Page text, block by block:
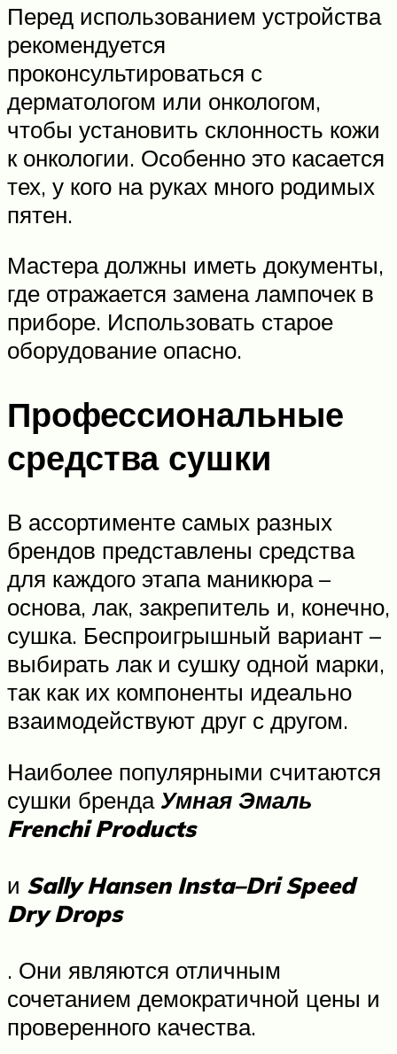
Перед использованием устройства
рекомендуется
проконсультироваться с
дерматологом или онкологом,
чтобы установить склонность кожи
к онкологии. Особенно это касается
тех, у кого на руках много родимых
пятен.
Мастера должны иметь документы,
где отражается замена лампочек в
приборе. Использовать старое
оборудование опасно.
Профессиональные
средства сушки
В ассортименте самых разных
брендов представлены средства
для каждого этапа маникюра –
основа, лак, закрепитель и, конечно,
сушка. Беспроигрышный вариант –
выбирать лак и сушку одной марки,
так как их компоненты идеально
взаимодействуют друг с другом.
Наиболее популярными считаются
сушки бренда Умная Эмаль
Frenchi Products
и Sally Hansen Insta–Dri Speed
Dry Drops
. Они являются отличным
сочетанием демократичной цены и
проверенного качества.